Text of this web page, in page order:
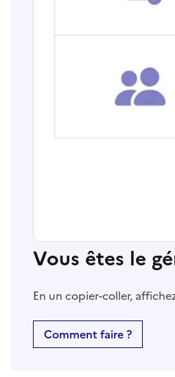
Vous êtes le
En un copier-coller,
Comment faire ?